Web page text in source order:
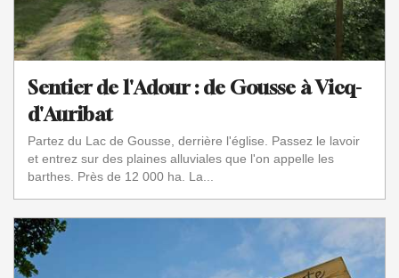
Sentier de l'Adour : de Gousse à Vicq-
d'Auribat
Partez du Lac de Gousse, derrière l'église. Passez le lavoir
et entrez sur des plaines alluviales que l'on appelle les
barthes. Près de 12 000 ha. La...